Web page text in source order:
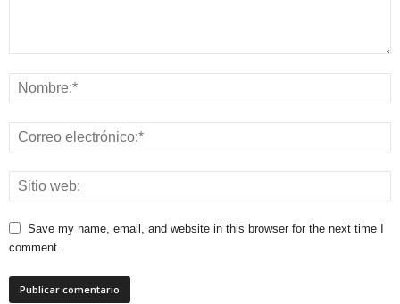
Save my name, email, and website in this browser for the next time I
comment.